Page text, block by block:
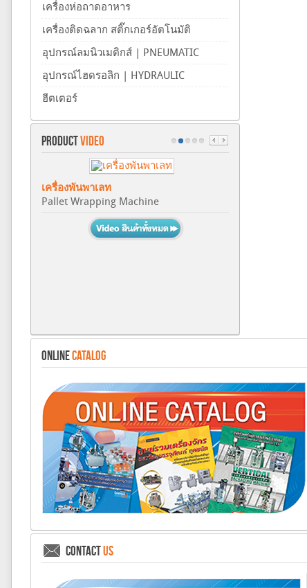
เครื่องห่อถาดอาหาร
เครื่องติดฉลาก สติ๊กเกอร์อัตโนมัติ
อุปกรณ์ลมนิวเมติกส์ | PNEUMATIC
อุปกรณ์ไฮดรอลิก | HYDRAULIC
ฮีตเตอร์
PRODUCTVIDEO
เครื่องพันพาเลท
Pallet Wrapping Machine
ONLINECATALOG
CONTACTUS